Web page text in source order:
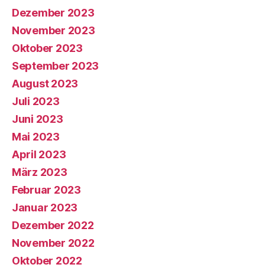
Dezember 2023
November 2023
Oktober 2023
September 2023
August 2023
Juli 2023
Juni 2023
Mai 2023
April 2023
März 2023
Februar 2023
Januar 2023
Dezember 2022
November 2022
Oktober 2022